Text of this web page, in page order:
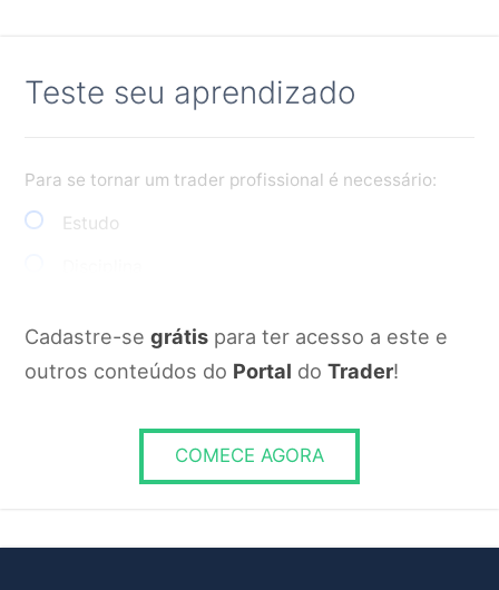
Teste seu aprendizado
Para se tornar um trader profissional é necessário:
Estudo
RESPONDER
Cadastre-se grátispara ter acesso a este e
outros conteúdos do Portal do Trader!
COMECE AGORA